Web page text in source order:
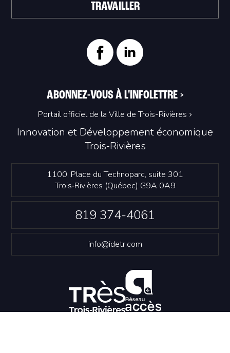
Innovation et Développement économique
Trois‑Rivières
1100, Place du Technoparc, suite 301
Trois‑Rivières (Québec) G9A 0A9
819 374-4061
info@idetr.com
TRAVAILLER
ABONNEZ-VOUS À L'INFOLETTRE >
Portail officiel de la Ville de Trois-Rivières